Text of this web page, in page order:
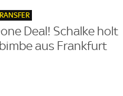
Deal! Schalke holt
aus Frankfurt